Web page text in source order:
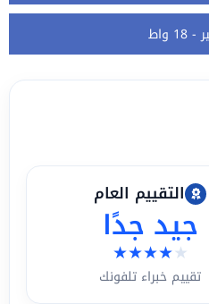
التقييم العام
جيد جدًا
★★★★★
تقييم خبراء تلفونك